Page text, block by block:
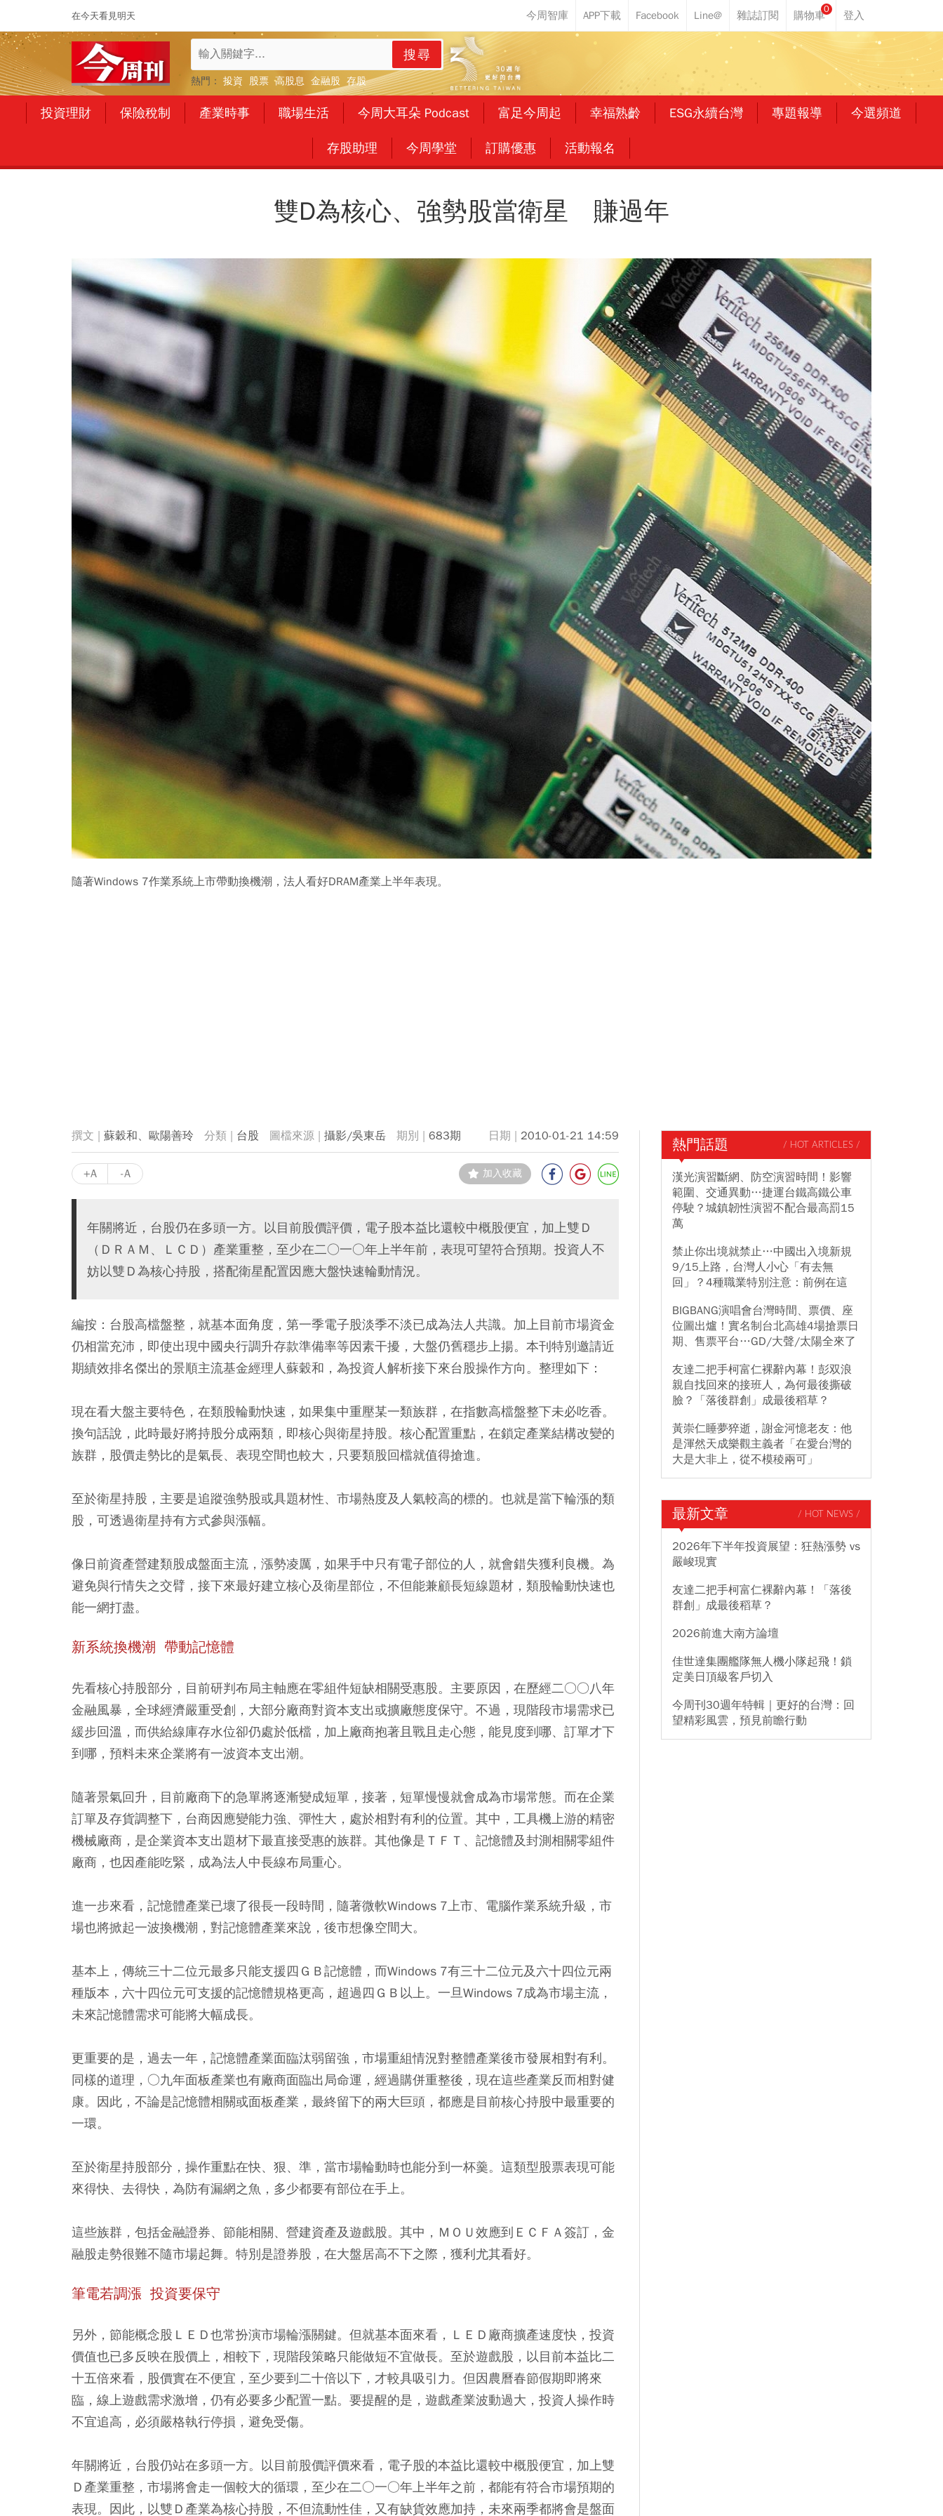
在今天看見明天
0
搜尋
熱門： 投資 股票 高股息 金融股 存股
投資理財 保險稅制 產業時事 職場生活 今周大耳朵 Podcast 富足今周起 幸福熟齡 ESG永續台灣 專題報導 今選頻道
存股助理 今周學堂 訂購優惠 活動報名
雙D為核心、強勢股當衛星 賺過年
隨著Windows 7作業系統上市帶動換機潮，法人看好DRAM產業上半年表現。
蘇穀和、歐陽善玲 台股 攝影/吳東岳 683期 2010-01-21 14:59
+A -A 加入收藏
年關將近，台股仍在多頭一方。以目前股價評價，電子股本益比還較中概股便宜，加上雙Ｄ
（ＤＲＡＭ、ＬＣＤ）產業重整，至少在二○一○年上半年前，表現可望符合預期。投資人不
妨以雙Ｄ為核心持股，搭配衛星配置因應大盤快速輪動情況。
編按：台股高檔盤整，就基本面角度，第一季電子股淡季不淡已成為法人共識。加上目前市場資金
仍相當充沛，即使出現中國央行調升存款準備率等因素干擾，大盤仍舊穩步上揚。本刊特別邀請近
期績效排名傑出的景順主流基金經理人蘇穀和，為投資人解析接下來台股操作方向。整理如下：
現在看大盤主要特色，在類股輪動快速，如果集中重壓某一類族群，在指數高檔盤整下未必吃香。
換句話說，此時最好將持股分成兩類，即核心與衛星持股。核心配置重點，在鎖定產業結構改變的
族群，股價走勢比的是氣長、表現空間也較大，只要類股回檔就值得搶進。
至於衛星持股，主要是追蹤強勢股或具題材性、市場熱度及人氣較高的標的。也就是當下輪漲的類
股，可透過衛星持有方式參與漲幅。
像日前資產營建類股成盤面主流，漲勢凌厲，如果手中只有電子部位的人，就會錯失獲利良機。為
避免與行情失之交臂，接下來最好建立核心及衛星部位，不但能兼顧長短線題材，類股輪動快速也
能一網打盡。
新系統換機潮 帶動記憶體
先看核心持股部分，目前研判布局主軸應在零組件短缺相關受惠股。主要原因，在歷經二○○八年
金融風暴，全球經濟嚴重受創，大部分廠商對資本支出或擴廠態度保守。不過，現階段市場需求已
緩步回溫，而供給線庫存水位卻仍處於低檔，加上廠商抱著且戰且走心態，能見度到哪、訂單才下
到哪，預料未來企業將有一波資本支出潮。
隨著景氣回升，目前廠商下的急單將逐漸變成短單，接著，短單慢慢就會成為市場常態。而在企業
訂單及存貨調整下，台商因應變能力強、彈性大，處於相對有利的位置。其中，工具機上游的精密
機械廠商，是企業資本支出題材下最直接受惠的族群。其他像是ＴＦＴ、記憶體及封測相關零組件
廠商，也因產能吃緊，成為法人中長線布局重心。
進一步來看，記憶體產業已壞了很長一段時間，隨著微軟Windows 7上市、電腦作業系統升級，市
場也將掀起一波換機潮，對記憶體產業來說，後市想像空間大。
基本上，傳統三十二位元最多只能支援四ＧＢ記憶體，而Windows 7有三十二位元及六十四位元兩
種版本，六十四位元可支援的記憶體規格更高，超過四ＧＢ以上。一旦Windows 7成為市場主流，
未來記憶體需求可能將大幅成長。
更重要的是，過去一年，記憶體產業面臨汰弱留強，市場重組情況對整體產業後市發展相對有利。
同樣的道理，○九年面板產業也有廠商面臨出局命運，經過購併重整後，現在這些產業反而相對健
康。因此，不論是記憶體相關或面板產業，最終留下的兩大巨頭，都應是目前核心持股中最重要的
一環。
至於衛星持股部分，操作重點在快、狠、準，當市場輪動時也能分到一杯羹。這類型股票表現可能
來得快、去得快，為防有漏網之魚，多少都要有部位在手上。
這些族群，包括金融證券、節能相關、營建資產及遊戲股。其中，ＭＯＵ效應到ＥＣＦＡ簽訂，金
融股走勢很難不隨市場起舞。特別是證券股，在大盤居高不下之際，獲利尤其看好。
筆電若調漲 投資要保守
另外，節能概念股ＬＥＤ也常扮演市場輪漲關鍵。但就基本面來看，ＬＥＤ廠商擴產速度快，投資
價值也已多反映在股價上，相較下，現階段策略只能做短不宜做長。至於遊戲股，以目前本益比二
十五倍來看，股價實在不便宜，至少要到二十倍以下，才較具吸引力。但因農曆春節假期即將來
臨，線上遊戲需求激增，仍有必要多少配置一點。要提醒的是，遊戲產業波動過大，投資人操作時
不宜追高，必須嚴格執行停損，避免受傷。
年關將近，台股仍站在多頭一方。以目前股價評價來看，電子股的本益比還較中概股便宜，加上雙
Ｄ產業重整，市場將會走一個較大的循環，至少在二○一○年上半年之前，都能有符合市場預期的
表現。因此，以雙Ｄ產業為核心持股，不但流動性佳，又有缺貨效應加持，未來兩季都將會是盤面
熱門話題 / HOT ARTICLES /
漢光演習斷網、防空演習時間！影響
範圍、交通異動…捷運台鐵高鐵公車
停駛？城鎮韌性演習不配合最高罰15
萬
禁止你出境就禁止…中國出入境新規
9/15上路，台灣人小心「有去無
回」？4種職業特別注意：前例在這
BIGBANG演唱會台灣時間、票價、座
位圖出爐！實名制台北高雄4場搶票日
期、售票平台…GD/大聲/太陽全來了
友達二把手柯富仁裸辭內幕！彭双浪
親自找回來的接班人，為何最後撕破
臉？「落後群創」成最後稻草？
黃崇仁睡夢猝逝，謝金河憶老友：他
是渾然天成樂觀主義者「在愛台灣的
大是大非上，從不模稜兩可」
最新文章 / HOT NEWS /
2026年下半年投資展望：狂熱漲勢 vs
嚴峻現實
友達二把手柯富仁裸辭內幕！「落後
群創」成最後稻草？
2026前進大南方論壇
佳世達集團艦隊無人機小隊起飛！鎖
定美日頂級客戶切入
今周刊30週年特輯｜更好的台灣：回
望精彩風雲，預見前瞻行動